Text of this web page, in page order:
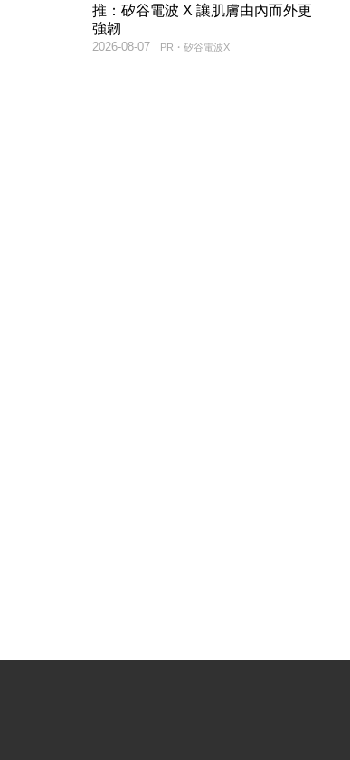
推：矽谷電波 X 讓肌膚由內而外更
強韌
PR・矽谷電波X
2026-08-07